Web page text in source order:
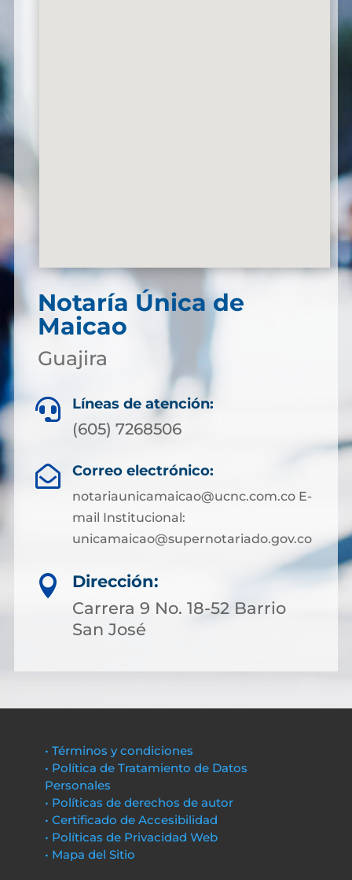
Notaría Única de
Maicao
Guajira
 Líneas de atención:
(605) 7268506
 Correo electrónico:
notariaunicamaicao@ucnc.com.co E-
mail Institucional:
unicamaicao@supernotariado.gov.co

Dirección:
Carrera 9 No. 18-52 Barrio
San José
• Términos y condiciones
• Política de Tratamiento de Datos
Personales
• Políticas de derechos de autor
• Certificado de Accesibilidad
• Políticas de Privacidad Web
• Mapa del Sitio